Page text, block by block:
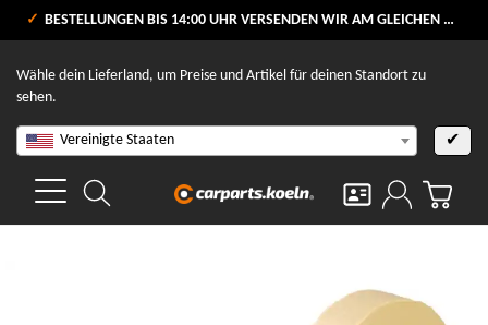
VERSANDKOSTENFREI AB 80 €
BESTELLUNGEN BIS 14:00 UHR VERSENDEN WIR AM GLEICHEN WERKTAG
Wähle dein Lieferland, um Preise und Artikel für deinen Standort zu
sehen.
Vereinigte Staaten ✔